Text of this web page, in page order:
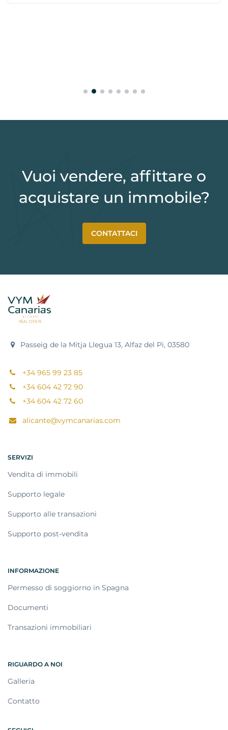
Vuoi vendere, affittare o
acquistare un immobile?
CONTATTACI
Passeig de la Mitja Llegua 13, Alfaz del Pi, 03580
+34 965 99 23 85
+34 604 42 72 90
+34 604 42 72 60
alicante@vymcanarias.com
SERVIZI
Vendita di immobili
Supporto legale
Supporto alle transazioni
Supporto post-vendita
INFORMAZIONE
Permesso di soggiorno in Spagna
Documenti
Transazioni immobiliari
RIGUARDO A NOI
Galleria
Contatto